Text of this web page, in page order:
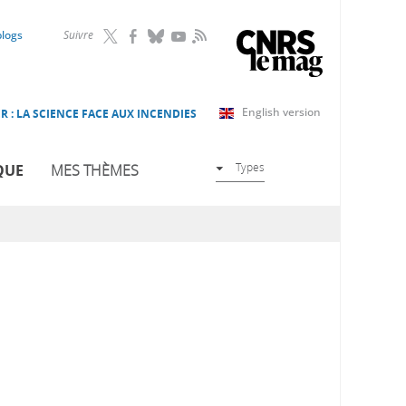
Suivre RSS
English version
: LA SCIENCE FACE AUX INCENDIES
MES THÈMES Types